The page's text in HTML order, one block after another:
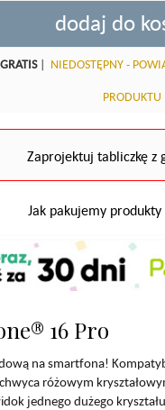
dodaj do
GRATIS| NIEDOSTĘPNY -
PRODUKTU
Zaprojektuj tabliczkę z
Jak pakujemy produkty
16 Pro
na smartfona!
różowym
jednego dużego